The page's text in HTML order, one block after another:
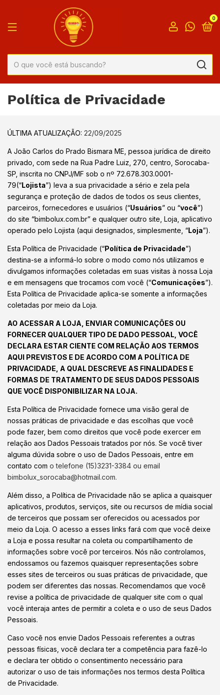
0
Política de Privacidade
ÚLTIMA ATUALIZAÇÃO: 22/09/2025
A João Carlos do Prado Bismara ME, pessoa jurídica de direito
privado, com sede na Rua Padre Luiz, 270, centro, Sorocaba-
SP, inscrita no CNPJ/MF sob o nº 72.678.303.0001-
79(“Lojista”) leva a sua privacidade a sério e zela pela
segurança e proteção de dados de todos os seus clientes,
parceiros, fornecedores e usuários (“Usuários” ou “você”)
do site “bimbolux.com.br” e qualquer outro site, Loja, aplicativo
operado pelo Lojista (aqui designados, simplesmente, “Loja”).
Esta Política de Privacidade (“Política de Privacidade”)
destina-se a informá-lo sobre o modo como nós utilizamos e
divulgamos informações coletadas em suas visitas à nossa Loja
e em mensagens que trocamos com você (“Comunicações”).
Esta Política de Privacidade aplica-se somente a informações
coletadas por meio da Loja.
AO ACESSAR A LOJA, ENVIAR COMUNICAÇÕES OU
FORNECER QUALQUER TIPO DE DADO PESSOAL, VOCÊ
DECLARA ESTAR CIENTE COM RELAÇÃO AOS TERMOS
AQUI PREVISTOS E DE ACORDO COM A POLÍTICA DE
PRIVACIDADE, A QUAL DESCREVE AS FINALIDADES E
FORMAS DE TRATAMENTO DE SEUS DADOS PESSOAIS
QUE VOCÊ DISPONIBILIZAR NA LOJA.
Esta Política de Privacidade fornece uma visão geral de
nossas práticas de privacidade e das escolhas que você
pode fazer, bem como direitos que você pode exercer em
relação aos Dados Pessoais tratados por nós. Se você tiver
alguma dúvida sobre o uso de Dados Pessoais, entre em
contato com o telefone (15)3231-3384 ou email
bimbolux_sorocaba@hotmail.com.
Além disso, a Política de Privacidade não se aplica a quaisquer
aplicativos, produtos, serviços, site ou recursos de mídia social
de terceiros que possam ser oferecidos ou acessados por
meio da Loja. O acesso a esses links fará com que você deixe
a Loja e possa resultar na coleta ou compartilhamento de
informações sobre você por terceiros. Nós não controlamos,
endossamos ou fazemos quaisquer representações sobre
esses sites de terceiros ou suas práticas de privacidade, que
podem ser diferentes das nossas. Recomendamos que você
revise a política de privacidade de qualquer site com o qual
você interaja antes de permitir a coleta e o uso de seus Dados
Pessoais.
Caso você nos envie Dados Pessoais referentes a outras
pessoas físicas, você declara ter a competência para fazê-lo
e declara ter obtido o consentimento necessário para
autorizar o uso de tais informações nos termos desta Política
de Privacidade.